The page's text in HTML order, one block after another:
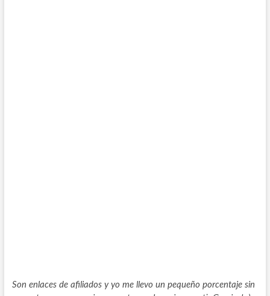
Son enlaces de afiliados y yo me llevo un pequeño porcentaje sin